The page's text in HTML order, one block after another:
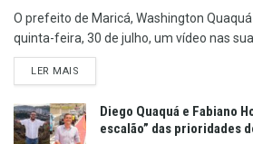
O prefeito de Maricá, Washington
quinta-feira, 30 de julho, um vídeo nas
LER MAIS
Diego Quaquá e Fabiano
escalão” das prioridades